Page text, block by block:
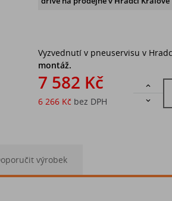
Vyzvednutí v pneuservisu v
montáž.
7 582 Kč
6 266 Kč bez DPH


výrobek